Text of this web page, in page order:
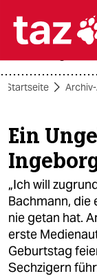
themen
politik
öko
gesellschaft
kultur
krieg in
Startseite
Ein
„Ich will
Bachmann, die
nie getan hat.
erste
Geburtstag
Sechzigern